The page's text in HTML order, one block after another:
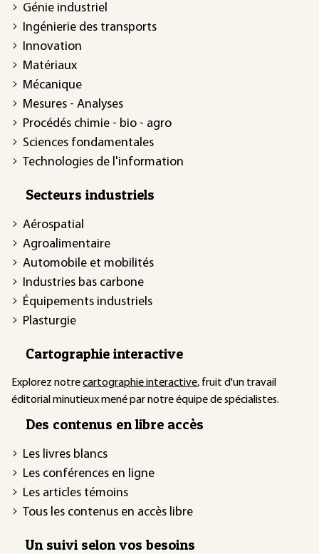
Génie industriel
Ingénierie des transports
Innovation
Matériaux
Mécanique
Mesures - Analyses
Procédés chimie - bio - agro
Sciences fondamentales
Technologies de l'information
Secteurs industriels
Aérospatial
Agroalimentaire
Automobile et mobilités
Industries bas carbone
Équipements industriels
Plasturgie
Cartographie interactive
Explorez notrecartographie interactive, fruit d'un travail
éditorial minutieux mené par notre équipe de spécialistes.
Des contenus en libre accès
Les livres blancs
Les conférences en ligne
Les articles témoins
Tous les contenus en accès libre
Un suivi selon vos besoins